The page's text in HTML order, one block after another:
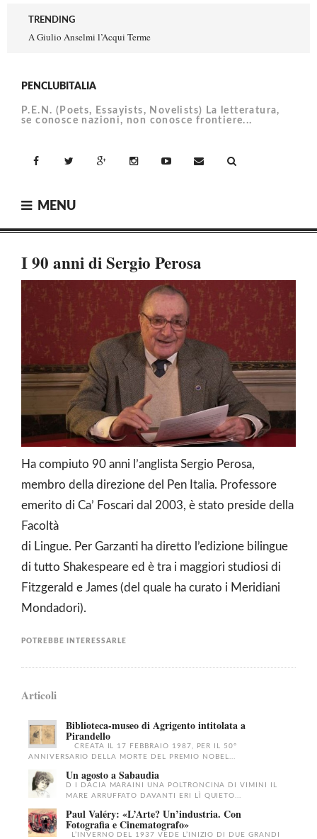
content
TRENDING
A Giulio Anselmi l’Acqui Terme
PENCLUBITALIA
P.E.N. (Poets, Essayists, Novelists) La letteratura,
se conosce nazioni, non conosce frontiere...
Twitter Google+ Email
MENU
I 90 anni di Sergio Perosa
Ha compiuto 90 anni l’anglista Sergio Perosa,
membro della direzione del Pen Italia. Professore
emerito di Ca’ Foscari dal 2003, è stato preside della
Facoltà
di Lingue. Per Garzanti ha diretto l’edizione bilingue
di tutto Shakespeare ed è tra i maggiori studiosi di
Fitzgerald e James (del quale ha curato i Meridiani
Mondadori).
POTREBBE INTERESSARLE
Articoli
Biblioteca-museo di Agrigento intitolata a
Pirandello
CREATA IL 17 FEBBRAIO 1987, PER IL 50°
ANNIVERSARIO DELLA MORTE DEL PREMIO NOBEL...
Un agosto a Sabaudia
D I DACIA MARAINI UNA POLTRONCINA DI VIMINI IL
MARE ARRUFFATO DAVANTI ERI LÌ QUIETO...
Paul Valéry: «L’Arte? Un’industria. Con
Fotografia e Cinematografo»
L’INVERNO DEL 1937 VEDE L’INIZIO DI DUE GRANDI